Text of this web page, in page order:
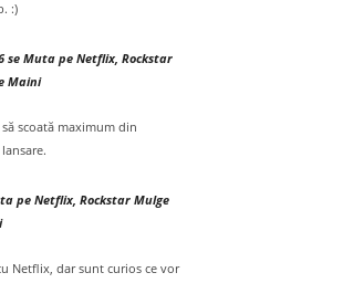
:)
se Muta pe Netflix, Rockstar
Maini
scoată maximum din
pe Netflix, Rockstar Mulge
Netflix, dar sunt curios ce vor